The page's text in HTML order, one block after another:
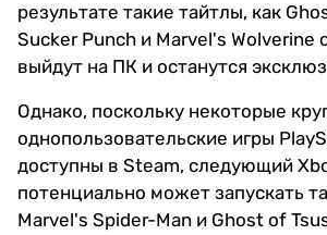
результате такие тайтлы, как
Sucker Punch и Marvel's Wolverine
выйдут на ПК и останутся
Однако, поскольку некоторые
однопользовательские игры
доступны в Steam, следующий
потенциально может запускать
Marvel's Spider-Man и Ghost of